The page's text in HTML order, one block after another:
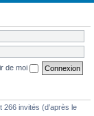
de moi
266 invités (d’après le